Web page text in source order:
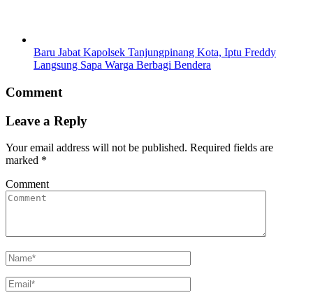
Baru Jabat Kapolsek Tanjungpinang Kota, Iptu Freddy
Langsung Sapa Warga Berbagi Bendera
Comment
Leave a Reply
Your email address will not be published. Required fields are
marked *
Comment